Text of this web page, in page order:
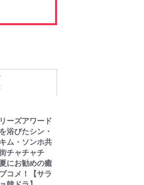
ーズアワード
浴びたシン・
ム・ソンホ共
チャチャチ
にお勧めの癒
コメ！【サラ